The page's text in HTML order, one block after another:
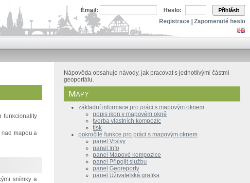
Email: Heslo: Přihlásit
Registrace Zapomenuté heslo
funkcionality
nad mapou a
snímky a
Nápověda obsahuje návody, jak pracovat s jednotlivými částmi
geoportálu.
Mapy
základní informace pro práci s mapovým oknem
popis ikon v mapovém okně
tvorba vlastních kompozic
tisk
pokročilé funkce pro práci s mapovým oknem
panel Vrstvy
panel Info
panel Mapové kompozice
panel Připojit službu
panel Georeporty
panel Uživatelská grafika